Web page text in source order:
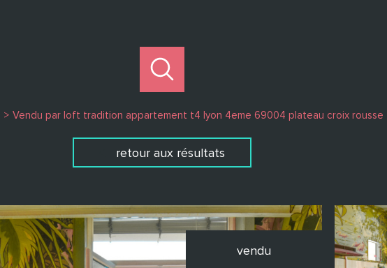
Vendu par loft tradition appartement t4 lyon 4eme 69004 plateau croix rousse
retour aux résultats
vendu